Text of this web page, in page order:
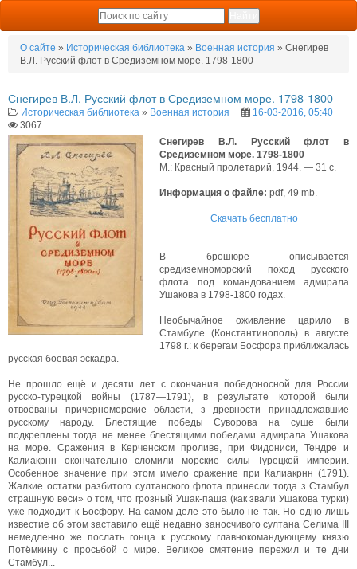
О сайте » Историческая библиотека » Военная история » Снегирев
В.Л. Русский флот в Средиземном море. 1798-1800
Снегирев В.Л. Русский флот в Средиземном море. 1798-1800
Историческая библиотека » Военная история
16-03-2016, 05:40
3067
Снегирев В.Л. Русский флот в
Средиземном море. 1798-1800
М.: Красный пролетарий, 1944. — 31 с.
Информация о файле: pdf, 49 mb.
Скачать бесплатно
В брошюре описывается
средиземноморский поход русского
флота под командованием адмирала
Ушакова в 1798-1800 годах.
Необычайное оживление царило в
Стамбуле (Константинополь) в августе
1798 г.: к берегам Босфора приближалась
русская боевая эскадра.
Не прошло ещё и десяти лет с окончания победоносной для России
русско-турецкой войны (1787—1791), в результате которой были
отвоёваны причерноморские области, з древности принадлежавшие
русскому народу. Блестящие победы Суворова на суше были
подкреплены тогда не менее блестящими победами адмирала Ушакова
на море. Сражения в Керченском проливе, при Фидониси, Тендре и
Калиакрнн окончательно сломили морские силы Турецкой империи.
Особенное значение при этом имело сражение при Калиакрнн (1791).
Жалкие остатки разбитого султанского флота принесли тогда з Стамбул
страшную веси» о том, что грозный Ушак-паша (как звали Ушакова турки)
уже подходит к Босфору. На самом деле это было не так. Но одно лишь
известие об этом заставило ещё недавно заносчивого султана Селима III
немедленно же послать гонца к русскому главнокомандующему князю
Потёмкину с просьбой о мире. Великое смятение пережил и те дни
Стамбул...